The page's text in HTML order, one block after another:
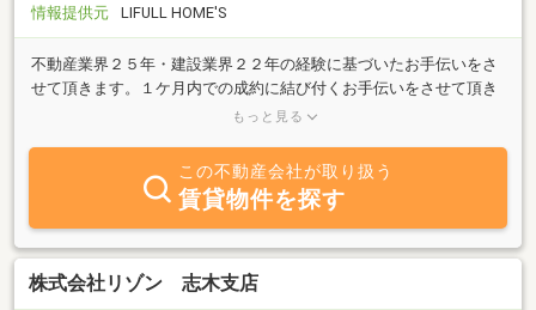
情報提供元
LIFULL HOME'S
不動産業界２５年・建設業界２２年の経験に基づいたお手伝いをさ
せて頂きます。１ケ月内での成約に結び付くお手伝いをさせて頂き
ます。納得の行く査定価格を出させて頂きます。同時に住替え、買
もっと見る
この不動産会社が取り扱う
賃貸物件を探す
株式会社リゾン 志木支店